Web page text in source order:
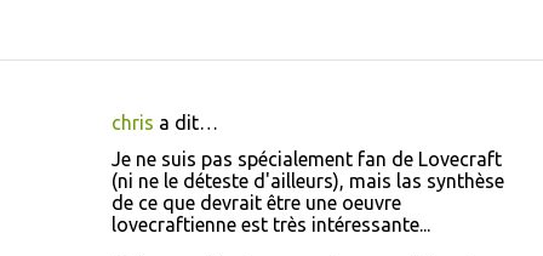
chris a dit…
Je ne suis pas spécialement fan de Lovecraft
(ni ne le déteste d'ailleurs), mais las synthèse
de ce que devrait être une oeuvre
lovecraftienne est très intéressante...